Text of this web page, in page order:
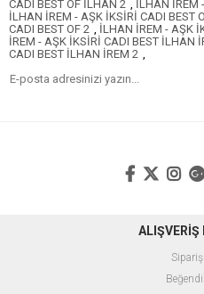
CADI BEST OF İLHAN 2 , İLHAN İREM
İLHAN İREM - AŞK İKSİRİ CADI BEST
CADI BEST OF 2 , İLHAN İREM - AŞK
İREM - AŞK İKSİRİ CADI BEST İLHAN
CADI BEST İLHAN İREM 2 ,
ALIŞVERİŞ